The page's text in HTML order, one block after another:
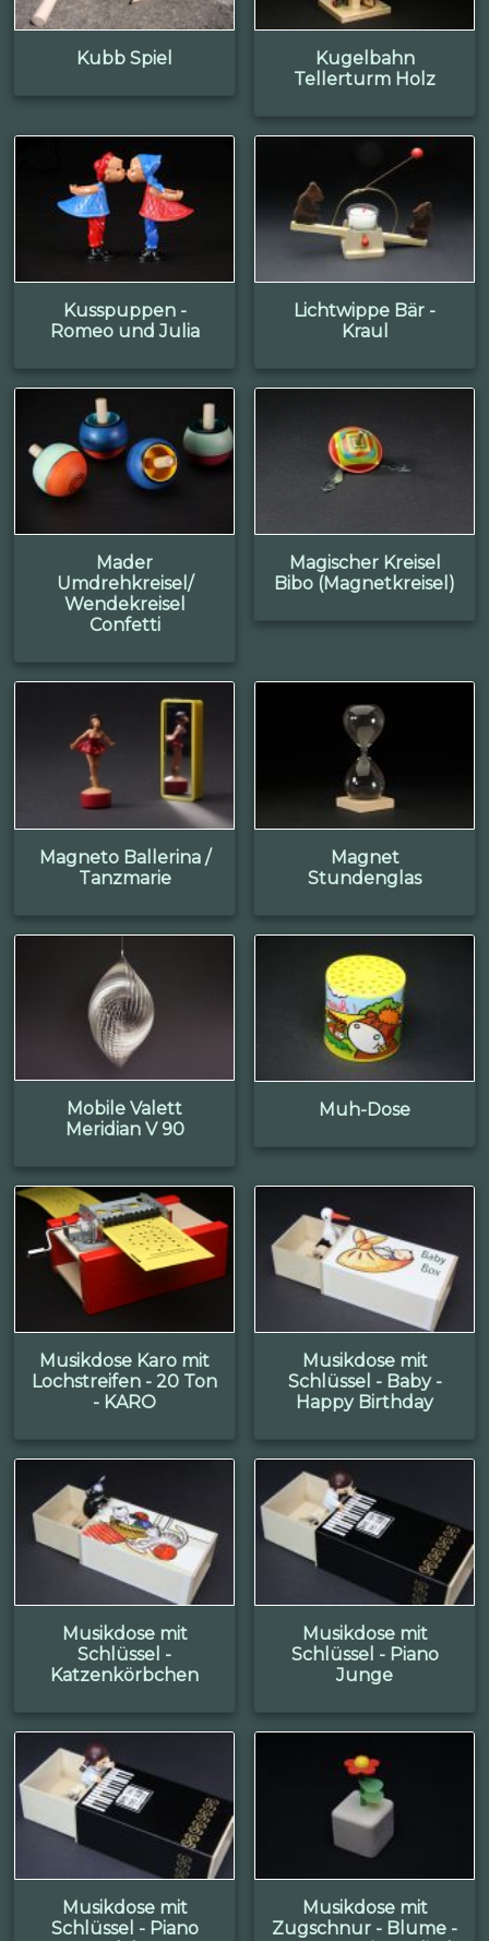
Kubb Spiel
Kugelbahn
Tellerturm Holz
Kusspuppen -
Romeo und Julia
Lichtwippe Bär -
Kraul
Mader
Umdrehkreisel/
Wendekreisel
Confetti
Magischer Kreisel
Bibo (Magnetkreisel)
Magneto Ballerina /
Tanzmarie
Magnet
Stundenglas
Mobile Valett
Meridian V 90
Muh-Dose
Musikdose Karo mit
Lochstreifen - 20 Ton
- KARO
Musikdose mit
Schlüssel - Baby -
Happy Birthday
Musikdose mit
Schlüssel -
Katzenkörbchen
Musikdose mit
Schlüssel - Piano
Junge
Musikdose mit
Schlüssel - Piano
Musikdose mit
Zugschnur - Blume -